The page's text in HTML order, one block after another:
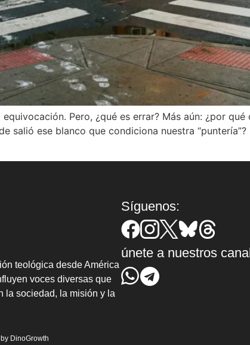
Pero, ¿qué es errar? Más aún: ¿por
salió ese blanco que condiciona nuestra
teológica desde América
voces diversas que
la sociedad, la misión y la
Síguenos:
únete a nuestros
DinoGrowth